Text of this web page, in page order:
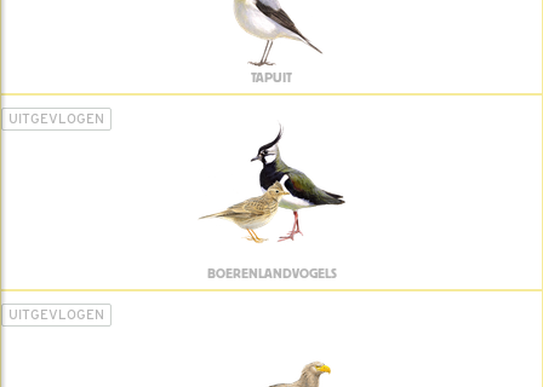
TAPUIT
UITGEVLOGEN
BOERENLANDVOGELS
UITGEVLOGEN